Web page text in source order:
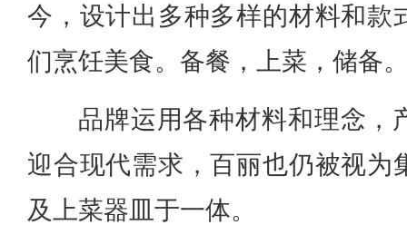
今，设计出多种多样的材料和款
们烹饪美食。备餐，上菜，储备
品牌运用各种材料和理念，
迎合现代需求，百丽也仍被视为
及上菜器皿于一体。